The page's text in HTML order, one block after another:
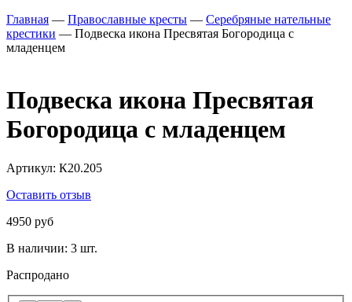
Главная — Православные кресты — Серебряные нательные
крестики — Подвеска икона Пресвятая Богородица с
младенцем
Подвеска икона Пресвятая
Богородица с младенцем
Артикул: К20.205
Оставить отзыв
4950 руб
В наличии: 3 шт.
Распродано